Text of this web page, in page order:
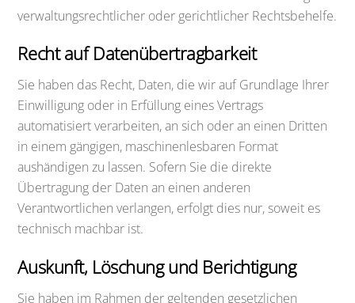
verwaltungsrechtlicher oder gerichtlicher Rechtsbehelfe.
Recht auf Daten­übertrag­barkeit
Sie haben das Recht, Daten, die wir auf Grundlage Ihrer
Einwilligung oder in Erfüllung eines Vertrags
automatisiert verarbeiten, an sich oder an einen Dritten
in einem gängigen, maschinenlesbaren Format
aushändigen zu lassen. Sofern Sie die direkte
Übertragung der Daten an einen anderen
Verantwortlichen verlangen, erfolgt dies nur, soweit es
technisch machbar ist.
Auskunft, Löschung und Berichtigung
Sie haben im Rahmen der geltenden gesetzlichen